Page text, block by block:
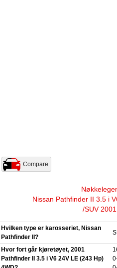
Compare
Nissan Pathfinder II 3.5 i
/SUV
Hvilken type er karosseriet, Nissan
Pathfinder II?
Hvor fort går kjøretøyet, 2001
Pathfinder II 3.5 i V6 24V LE (243 Hp)